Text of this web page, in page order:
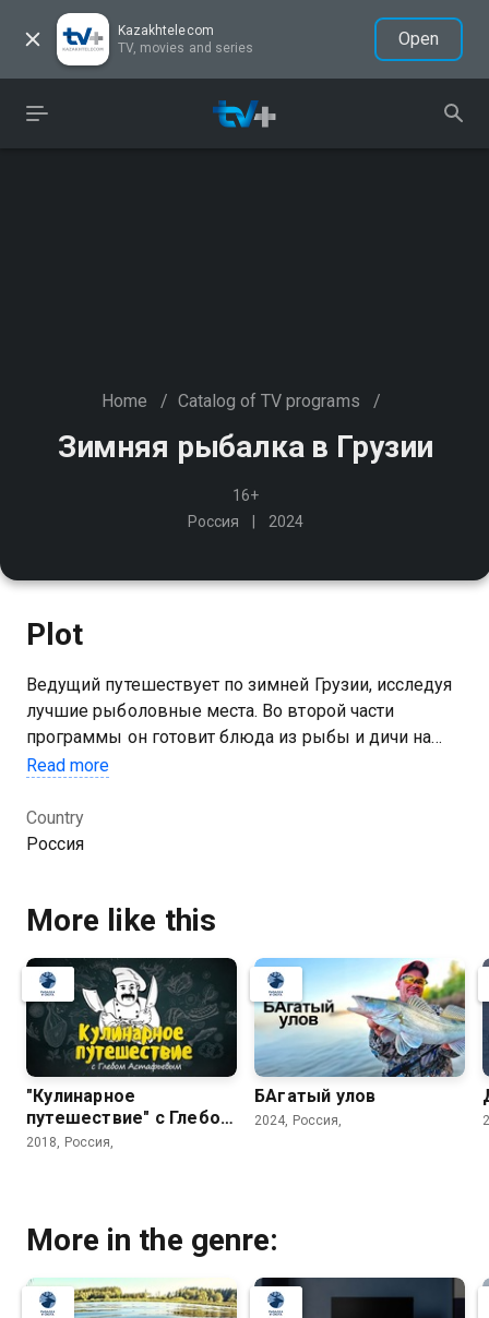
Kazakhtelecom
TV, movies and series
Open
Home / Catalog of TV programs /
Зимняя рыбалка в Грузии
16+
Россия
2024
Plot
Ведущий путешествует по зимней Грузии, исследуя
лучшие рыболовные места. Во второй части
программы он готовит блюда из рыбы и дичи на
фоне живописных пейзажей, раскрывая секреты
Read more
Country
Россия
More like this
"Кулинарное
путешествие" с Глебом
Астафьевым
2018, Россия,
БАгатый улов
2024, Россия,
More in the genre: